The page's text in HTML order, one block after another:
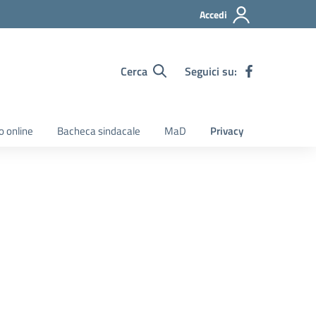
Accedi
Cerca Seguici su:
online Bacheca sindacale MaD Privacy